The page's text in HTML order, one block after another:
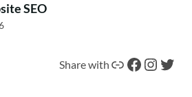
SEO
Share with Tautan Facebook Instagram Twitter